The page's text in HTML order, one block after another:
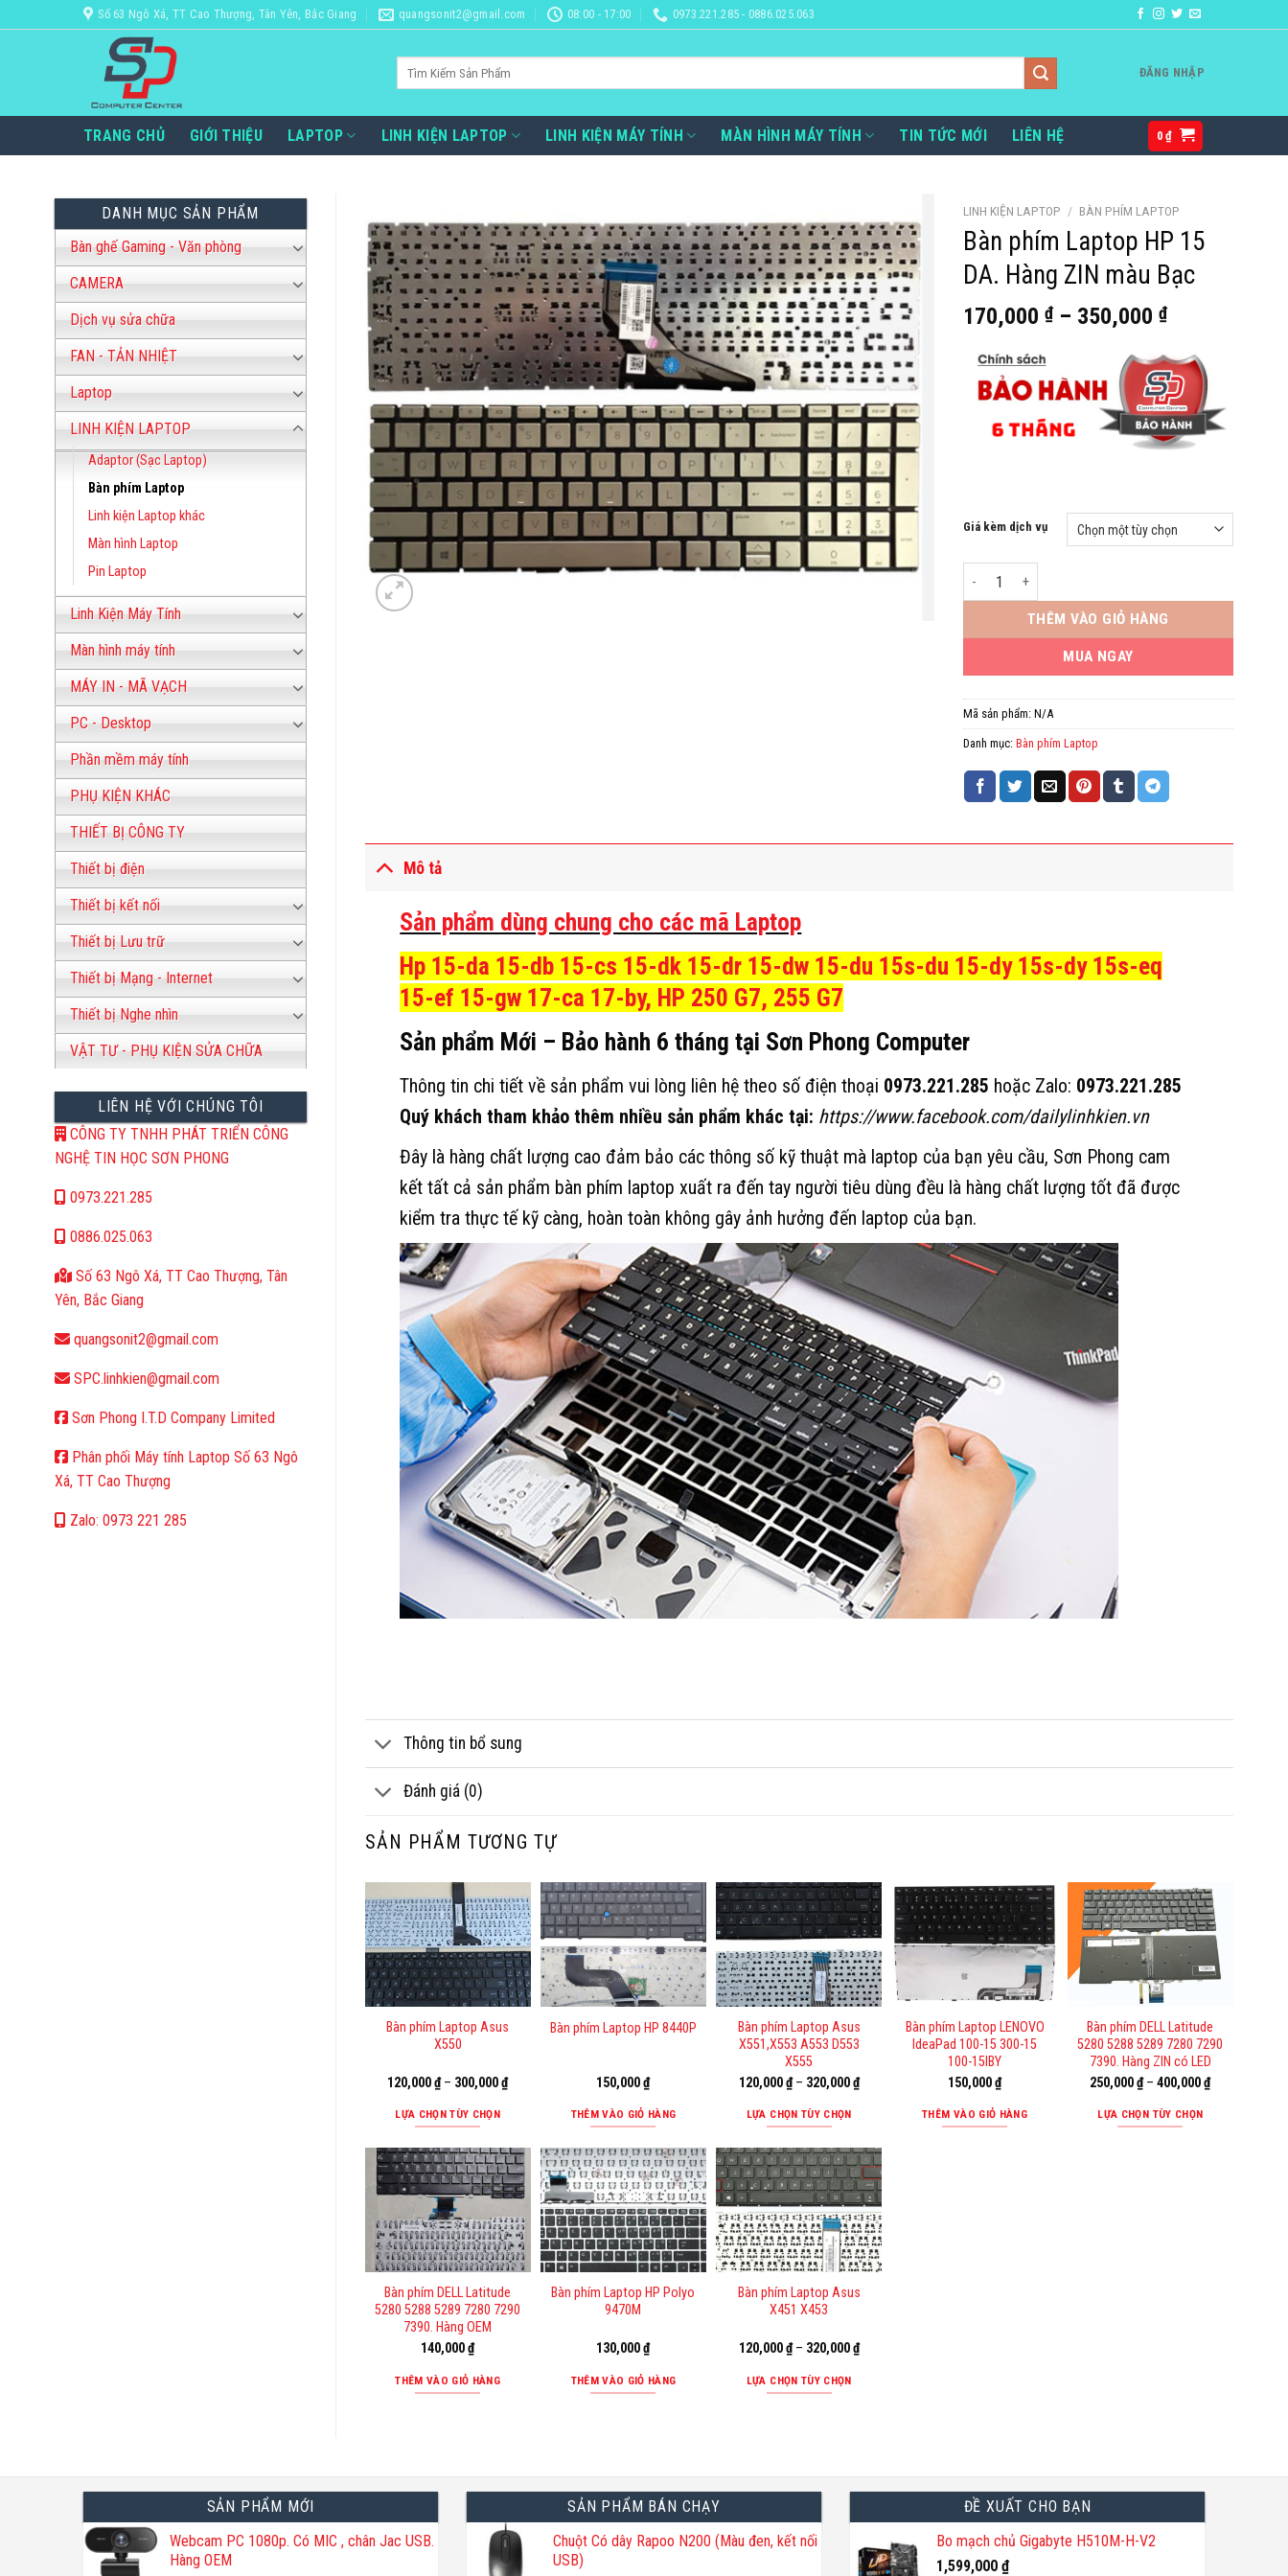
qua
Số 63 Ngô Xá, TT Cao Thượng, Tân Yên, Bắc Giang quangsonit2@gmail.com 08:00 - 17:00 0973.221.285 - 0886.025.063
ĐĂNG NHẬP
TRANG CHỦ GIỚI THIỆU LAPTOP LINH KIỆN LAPTOP LINH KIỆN MÁY TÍNH MÀN HÌNH MÁY TÍNH TIN TỨC MỚI LIÊN HỆ 0₫
DANH MỤC SẢN PHẨM
Bàn ghế Gaming - Văn phòng
CAMERA
Dịch vụ sửa chữa
FAN - TẢN NHIỆT
Laptop
LINH KIỆN LAPTOP
Adaptor (Sạc Laptop)
Bàn phím Laptop
Linh kiện Laptop khác
Màn hình Laptop
Pin Laptop
Linh Kiện Máy Tính
Màn hình máy tính
MÁY IN - MÃ VẠCH
PC - Desktop
Phần mềm máy tính
PHỤ KIỆN KHÁC
THIẾT BỊ CÔNG TY
Thiết bị điện
Thiết bị kết nối
Thiết bị Lưu trữ
Thiết bị Mạng - Internet
Thiết bị Nghe nhìn
VẬT TƯ - PHỤ KIỆN SỬA CHỮA
LIÊN HỆ VỚI CHÚNG TÔI
CÔNG TY TNHH PHÁT TRIỂN CÔNG
NGHỆ TIN HỌC SƠN PHONG
0973.221.285
0886.025.063
Số 63 Ngô Xá, TT Cao Thượng, Tân
Yên, Bắc Giang
quangsonit2@gmail.com
SPC.linhkien@gmail.com
Sơn Phong I.T.D Company Limited
Phân phối Máy tính Laptop Số 63 Ngô
Xá, TT Cao Thượng
Zalo: 0973 221 285
LINH KIỆN LAPTOP / BÀN PHÍM LAPTOP
Bàn phím Laptop HP 15
DA. Hàng ZIN màu Bạc
170,000 ₫– 350,000 ₫
Giá kèm dịch vụ
Bàn phím Laptop HP 15 DA. Hàng ZIN màu Bạc số lượng
THÊM VÀO GIỎ HÀNG
MUA NGAY
Mã sản phẩm: N/A
Danh mục: Bàn phím Laptop
Mô tả
Sản phẩm dùng chung cho các mã Laptop
Hp 15-da 15-db 15-cs 15-dk 15-dr 15-dw 15-du 15s-du 15-dy 15s-dy 15s-eq
15-ef 15-gw 17-ca 17-by, HP 250 G7, 255 G7
Sản phẩm Mới – Bảo hành 6 tháng tại Sơn Phong Computer
Thông tin chi tiết về sản phẩm vui lòng liên hệ theo số điện thoại 0973.221.285 hoặc Zalo: 0973.221.285
Quý khách tham khảo thêm nhiều sản phẩm khác tại: https://www.facebook.com/dailylinhkien.vn
Đây là hàng chất lượng cao đảm bảo các thông số kỹ thuật mà laptop của bạn yêu cầu, Sơn Phong cam
kết tất cả sản phẩm bàn phím laptop xuất ra đến tay người tiêu dùng đều là hàng chất lượng tốt đã được
kiểm tra thực tế kỹ càng, hoàn toàn không gây ảnh hưởng đến laptop của bạn.
Thông tin bổ sung
Đánh giá (0)
SẢN PHẨM TƯƠNG TỰ
Bàn phím Laptop Asus
X550
120,000₫– 300,000₫
LỰA CHỌN TÙY CHỌN
phẩm
này
có
nhiều
biến
thể.
Các
tùy
chọn
thể
sản
Bàn phím Laptop HP 8440P
150,000₫
THÊM VÀO GIỎ HÀNG
Bàn phím Laptop Asus
X551,X553 A553 D553
X555
120,000₫– 320,000₫
LỰA CHỌN TÙY CHỌN
phẩm
này
có
nhiều
biến
thể.
Các
tùy
thể
sản
Bàn phím Laptop LENOVO
IdeaPad 100-15 300-15
100-15IBY
150,000₫
THÊM VÀO GIỎ HÀNG
Bàn phím DELL Latitude
5280 5288 5289 7280 7290
7390. Hàng ZIN có LED
250,000₫–400,000₫
LỰA CHỌN TÙY CHỌN
sản
Bàn phím DELL Latitude
5280 5288 5289 7280 7290
7390. Hàng OEM
140,000₫
THÊM VÀO GIỎ HÀNG
Bàn phím Laptop HP Polyo
9470M
130,000₫
THÊM VÀO GIỎ HÀNG
Bàn phím Laptop Asus
X451 X453
120,000₫– 320,000₫
LỰA CHỌN TÙY CHỌN
nhiều
thể.
SẢN PHẨM MỚI
Webcam PC 1080p. Có MIC , chân Jac USB.
Hàng OEM
SẢN PHẨM BÁN CHẠY
Chuột Có dây Rapoo N200 (Màu đen, kết nối
USB)
ĐỀ XUẤT CHO BẠN
Bo mạch chủ Gigabyte H510M-H-V2
1,599,000 ₫